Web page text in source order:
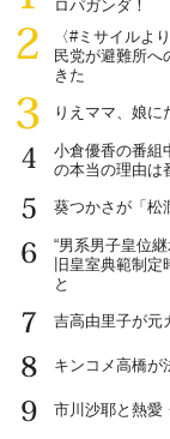
ロパガンダ！
2
〈#ミサイルよ
民党が避難所へ
きた
3
りえママ、娘に
4
小倉優香の番組
の本当の理由は
5
葵つかさが「松
6
“男系男子皇位
旧皇室典範制定
と
7
吉高由里子が元
8
キンコメ高橋が
9
市川沙耶と熱愛